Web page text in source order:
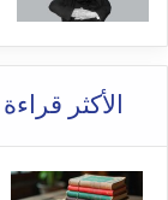
الأكثر قراءة